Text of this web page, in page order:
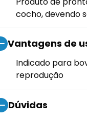
cocho, devendo
Vantagens de
Indicado para
reprodução
Dúvidas